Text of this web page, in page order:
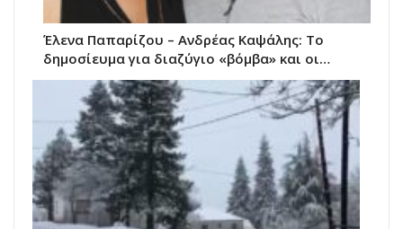
Έλενα Παπαρίζου – Ανδρέας Καψάλης: Το
δημοσίευμα για διαζύγιο «βόμβα» και οι…